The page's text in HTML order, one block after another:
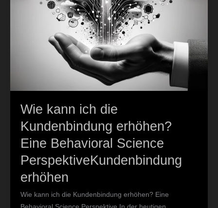
Wie kann ich die
Kundenbindung erhöhen?
Eine Behavioral Science
PerspektiveKundenbindung
erhöhen
Wie kann ich die Kundenbindung erhöhen? Eine
PerspektiveKundenbindung